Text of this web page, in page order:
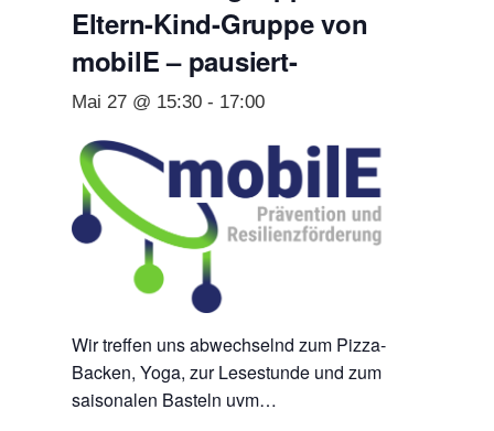
Eltern-Kind-Gruppe von
mobilE – pausiert-
Mai 27 @ 15:30- 17:00
Wir treffen uns abwechselnd zum Pizza-
Backen, Yoga, zur Lesestunde und zum
saisonalen Basteln uvm…